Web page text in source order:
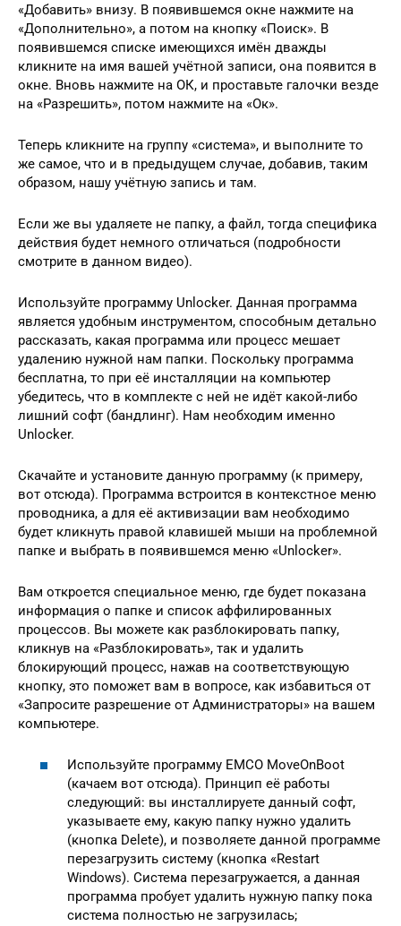
«Добавить» внизу. В появившемся окне нажмите на
«Дополнительно», а потом на кнопку «Поиск». В
появившемся списке имеющихся имён дважды
кликните на имя вашей учётной записи, она появится в
окне. Вновь нажмите на ОК, и проставьте галочки везде
на «Разрешить», потом нажмите на «Ок».
Теперь кликните на группу «система», и выполните то
же самое, что и в предыдущем случае, добавив, таким
образом, нашу учётную запись и там.
Если же вы удаляете не папку, а файл, тогда специфика
действия будет немного отличаться (подробности
смотрите в данном видео).
Используйте программу Unlocker. Данная программа
является удобным инструментом, способным детально
рассказать, какая программа или процесс мешает
удалению нужной нам папки. Поскольку программа
бесплатна, то при её инсталляции на компьютер
убедитесь, что в комплекте с ней не идёт какой-либо
лишний софт (бандлинг). Нам необходим именно
Unlocker.
Скачайте и установите данную программу (к примеру,
вот отсюда). Программа встроится в контекстное меню
проводника, а для её активизации вам необходимо
будет кликнуть правой клавишей мыши на проблемной
папке и выбрать в появившемся меню «Unlocker».
Вам откроется специальное меню, где будет показана
информация о папке и список аффилированных
процессов. Вы можете как разблокировать папку,
кликнув на «Разблокировать», так и удалить
блокирующий процесс, нажав на соответствующую
кнопку, это поможет вам в вопросе, как избавиться от
«Запросите разрешение от Администраторы» на вашем
компьютере.
Используйте программу EMCO MoveOnBoot
(качаем вот отсюда). Принцип её работы
следующий: вы инсталлируете данный софт,
указываете ему, какую папку нужно удалить
(кнопка Delete), и позволяете данной программе
перезагрузить систему (кнопка «Restart
Windows). Система перезагружается, а данная
программа пробует удалить нужную папку пока
система полностью не загрузилась;